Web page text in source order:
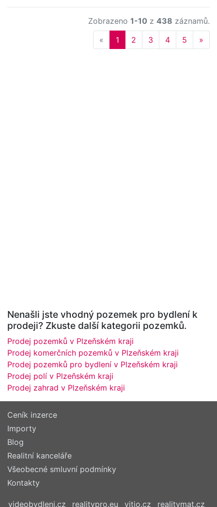
Zobrazeno 1-10 z 438 záznamů.
« Previous
1 2 3 4 5 »
Nenašli jste vhodný pozemek pro bydlení k
prodeji? Zkuste další kategorii pozemků.
Prodej pozemků v Plzeňském kraji
Prodej komerčních pozemků v Plzeňském kraji
Prodej pozemků pro bydlení v Plzeňském kraji
Prodej polí v Plzeňském kraji
Prodej zahrad v Plzeňském kraji
Ceník inzerce
Importy
Blog
Realitní kanceláře
Všeobecné smluvní podmínky
Kontakty
videobydleni.cz realitypro.eu vitio.cz realitymat.cz